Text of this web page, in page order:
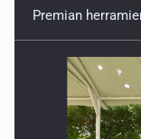
Premian